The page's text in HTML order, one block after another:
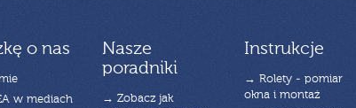
o nas
w mediach
Nasze
poradniki
→ Zobacz jak
Instrukcje
→ Rolety - pomiar
okna i montaż